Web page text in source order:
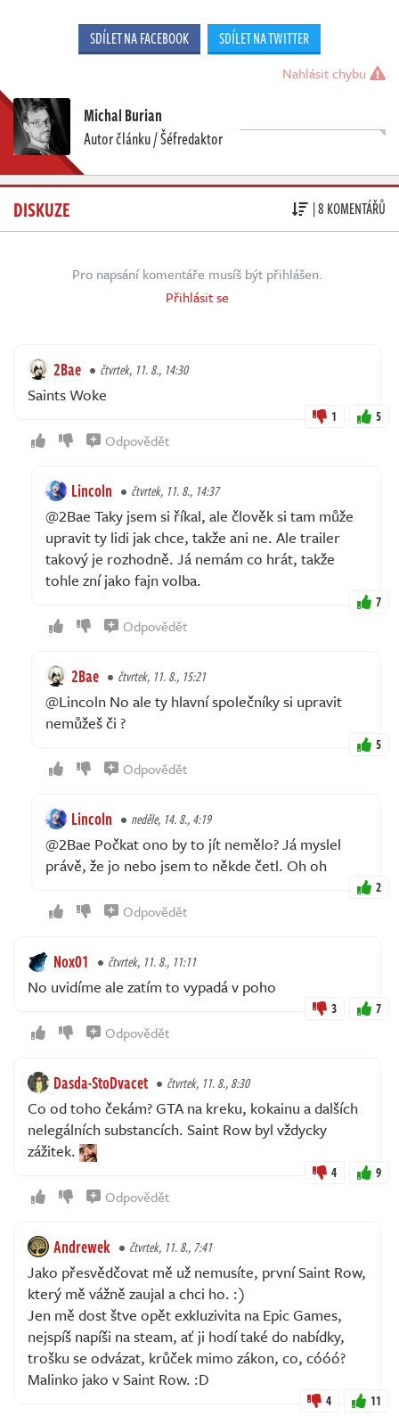
SDÍLET NA FACEBOOK SDÍLET NA TWITTER
Nahlásit chybu
Michal Burian
Autor článku / Šéfredaktor
DISKUZE | 8 KOMENTÁŘŮ
Pro napsání komentáře musíš být přihlášen.
Přihlásit se
2Bae čtvrtek, 11. 8., 14:30
Saints Woke
1 5
Odpovědět
Lincoln čtvrtek, 11. 8., 14:37
@2Bae Taky jsem si říkal, ale člověk si tam může
upravit ty lidi jak chce, takže ani ne. Ale trailer
takový je rozhodně. Já nemám co hrát, takže
tohle zní jako fajn volba.
7
Odpovědět
2Bae čtvrtek, 11. 8., 15:21
@Lincoln No ale ty hlavní společníky si upravit
nemůžeš či ?
5
Odpovědět
Lincoln neděle, 14. 8., 4:19
@2Bae Počkat ono by to jít nemělo? Já myslel
právě, že jo nebo jsem to někde četl. Oh oh
2
Odpovědět
Nox01 čtvrtek, 11. 8., 11:11
No uvidíme ale zatím to vypadá v poho
3 7
Odpovědět
Dasda-StoDvacet čtvrtek, 11. 8., 8:30
Co od toho čekám? GTA na kreku, kokainu a dalších
nelegálních substancích. Saint Row byl vždycky
zážitek.
4 9
Odpovědět
Andrewek čtvrtek, 11. 8., 7:41
Jako přesvědčovat mě už nemusíte, první Saint Row,
který mě vážně zaujal a chci ho. :)
Jen mě dost štve opět exkluzivita na Epic Games,
nejspíš napíši na steam, ať ji hodí také do nabídky,
trošku se odvázat, krůček mimo zákon, co, cóóó?
Malinko jako v Saint Row. :D
4 11